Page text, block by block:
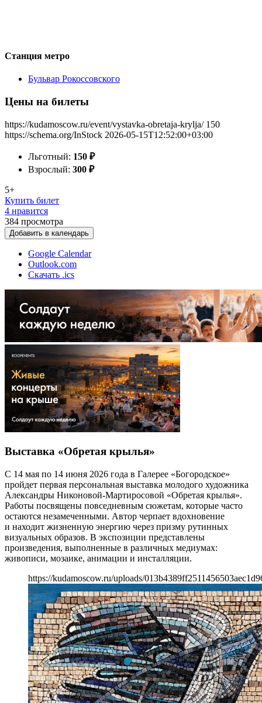
Станция метро
Бульвар Рокоссовского
Цены на билеты
https://kudamoscow.ru/event/vystavka-obretaja-krylja/ 150
https://schema.org/InStock 2026-05-15T12:52:00+03:00
Льготный: 150 ₽
Взрослый: 300 ₽
5+
Купить билет
4 нравится
384 просмотра
Добавить в календарь
Google Calendar
Outlook.com
Скачать .ics
Выставка «Обретая крылья»
С 14 мая по 14 июня 2026 года в Галерее «Богородское»
пройдет первая персональная выставка молодого художника
Александры Никоновой-Мартиросовой «Обретая крылья».
Работы посвящены повседневным сюжетам, которые часто
остаются незамеченными. Автор черпает вдохновение
и находит жизненную энергию через призму рутинных
визуальных образов. В экспозиции представлены
произведения, выполненные в различных медиумах:
живописи, мозаике, анимации и инсталляции.
https://kudamoscow.ru/uploads/